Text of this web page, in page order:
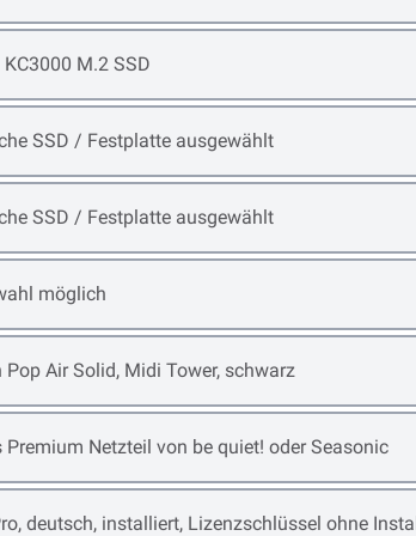
M.2 SSD
SSD / Festplatte ausgewählt
SSD / Festplatte ausgewählt
möglich
Pop Air Solid, Midi Tower, schwarz
Netzteil von be quiet! oder Seasonic
deutsch, installiert, Lizenzschlüssel ohne